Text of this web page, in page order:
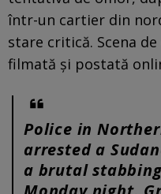
într-un cartier din
stare critică. Scena
filmată şi postată
Police in
arrested a
a brutal